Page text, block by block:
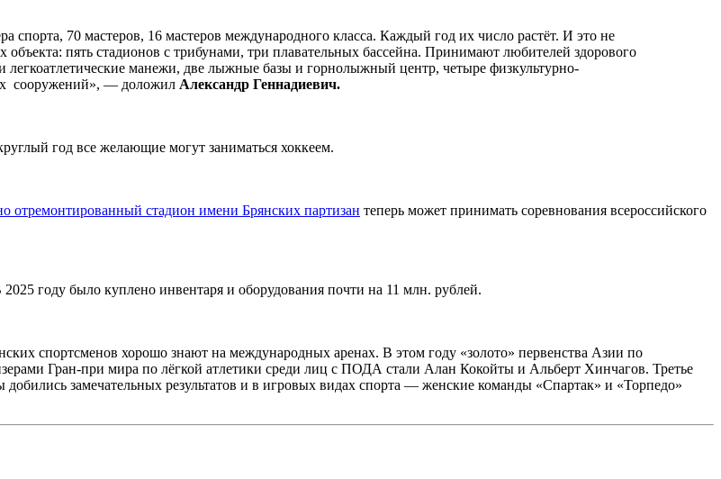
спорта, 70 мастеров, 16 мастеров международного класса. Каждый год их число растёт. И это не
объекта: пять стадионов с трибунами, три плавательных бассейна. Принимают любителей здорового
манежи, две лыжные базы и горнолыжный центр, четыре физкультурно-
сооружений», — доложил Александр Геннадиевич.
год все желающие могут заниматься хоккеем.
отремонтированный стадион имени Брянских партизан теперь может принимать соревнования всероссийского
году было куплено инвентаря и оборудования почти на 11 млн. рублей.
спортсменов хорошо знают на международных аренах. В этом году «золото» первенства Азии по
Гран-при мира по лёгкой атлетики среди лиц с ПОДА стали Алан Кокойты и Альберт Хинчагов. Третье
замечательных результатов и в игровых видах спорта — женские команды «Спартак» и «Торпедо»